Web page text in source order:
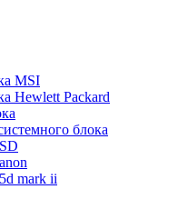
MSI
Hewlett Packard
блока
mark ii